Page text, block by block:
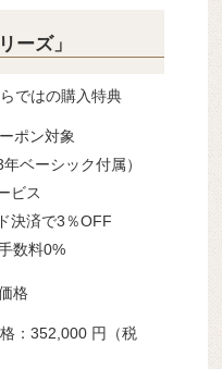
ーズ」
ではの購入特典
ポン対象
ベーシック付属）
ビス
決済で3％OFF
数料0%
格
：352,000 円（税